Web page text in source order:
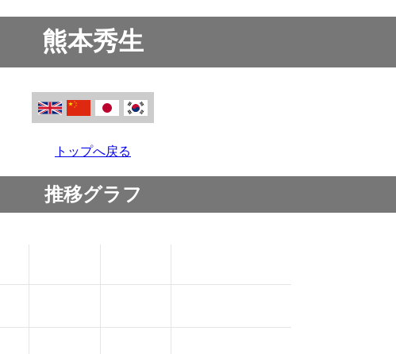
熊本秀生
トップへ戻る
推移グラフ